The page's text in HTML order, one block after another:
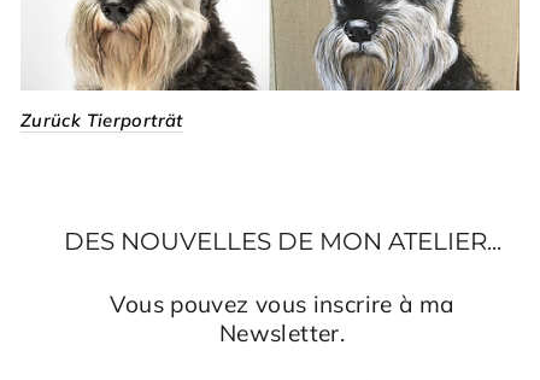
Zurück Tierporträt
DES NOUVELLES DE MON ATELIER...
Vous pouvez vous inscrire à ma
Newsletter.